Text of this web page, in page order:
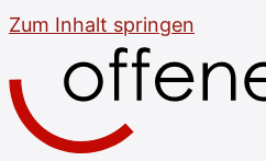
Zum Inhalt springen